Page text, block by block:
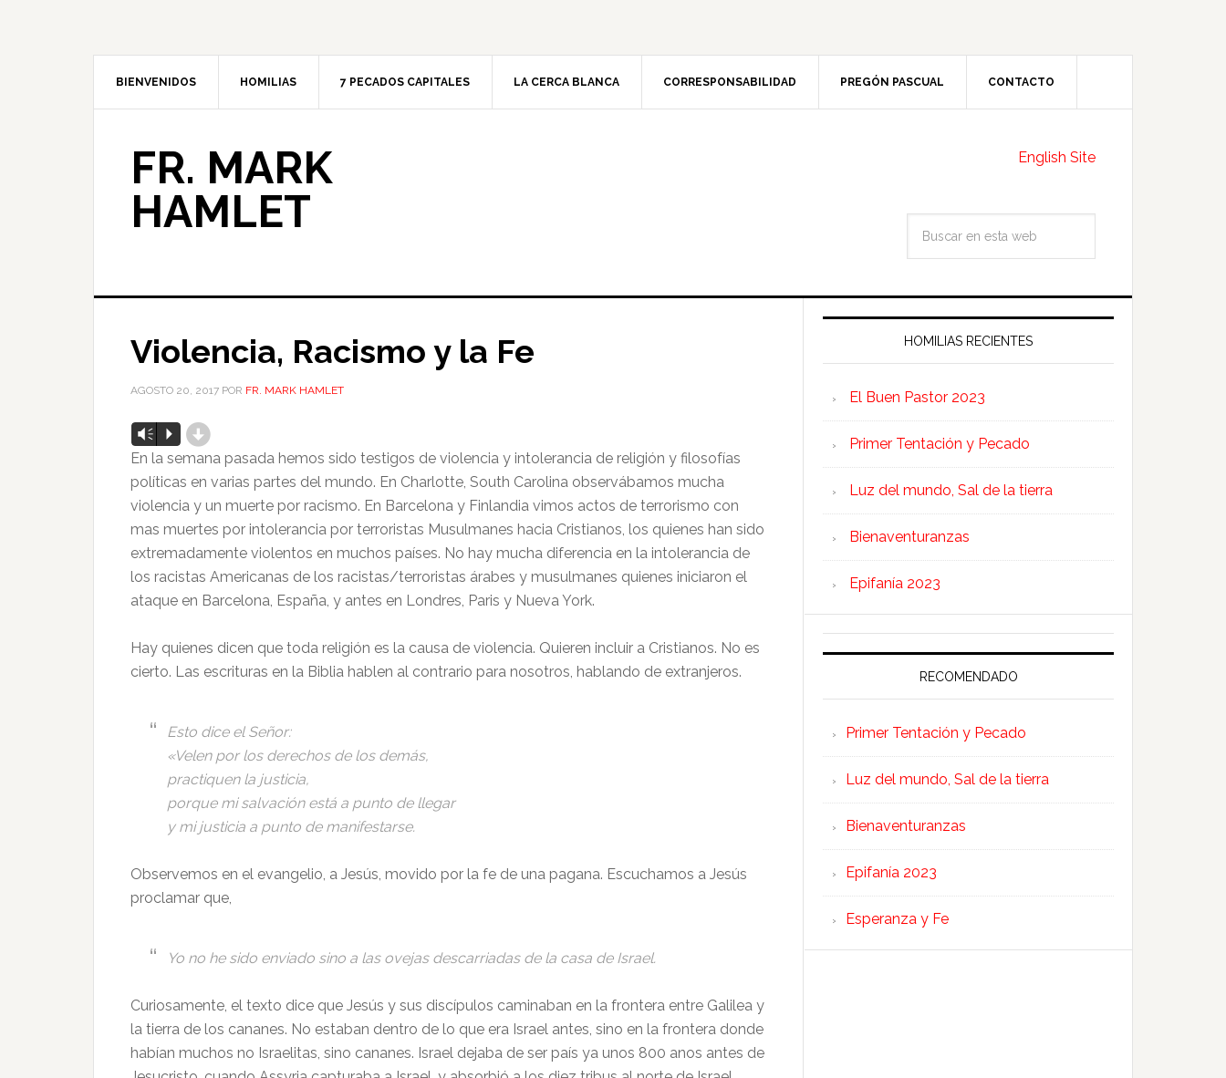
BIENVENIDOS HOMILIAS 7 PECADOS CAPITALES LA CERCA BLANCA CORRESPONSABILIDAD PREGÓN PASCUAL CONTACTO
FR. MARK
HAMLET
English Site
Violencia, Racismo y la Fe
AGOSTO 20, 2017 POR FR. MARK HAMLET
Reproductor
de
audio
Vm P d
En la semana pasada hemos sido testigos de violencia y intolerancia de religión y filosofías
políticas en varias partes del mundo. En Charlotte, South Carolina observábamos mucha
violencia y un muerte por racismo. En Barcelona y Finlandia vimos actos de terrorismo con
mas muertes por intolerancia por terroristas Musulmanes hacia Cristianos, los quienes han sido
extremadamente violentos en muchos países. No hay mucha diferencia en la intolerancia de
los racistas Americanas de los racistas/terroristas árabes y musulmanes quienes iniciaron el
ataque en Barcelona, España, y antes en Londres, Paris y Nueva York.
Hay quienes dicen que toda religión es la causa de violencia. Quieren incluir a Cristianos. No es
cierto. Las escrituras en la Biblia hablen al contrario para nosotros, hablando de extranjeros.
Esto dice el Señor:
«Velen por los derechos de los demás,
practiquen la justicia,
porque mi salvación está a punto de llegar
y mi justicia a punto de manifestarse.
Observemos en el evangelio, a Jesús, movido por la fe de una pagana. Escuchamos a Jesús
proclamar que,
Yo no he sido enviado sino a las ovejas descarriadas de la casa de Israel.
Curiosamente, el texto dice que Jesús y sus discípulos caminaban en la frontera entre Galilea y
la tierra de los cananes. No estaban dentro de lo que era Israel antes, sino en la frontera donde
habían muchos no Israelitas, sino cananes. Israel dejaba de ser país ya unos 800 anos antes de
HOMILIAS RECIENTES
El Buen Pastor 2023
Primer Tentación y Pecado
Luz del mundo, Sal de la tierra
Bienaventuranzas
Epifanía 2023
RECOMENDADO
Primer Tentación y Pecado
Luz del mundo, Sal de la tierra
Bienaventuranzas
Epifanía 2023
Esperanza y Fe